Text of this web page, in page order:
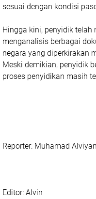
sesuai dengan kondisi
Hingga kini, penyidik telah
menganalisis berbagai
negara yang diperkirakan
Meski demikian, penyidik
proses penyidikan masih
‎Reporter: Muhamad Alviyan
‎Editor: Alvin